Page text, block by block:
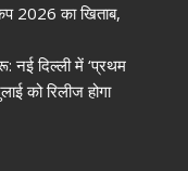
2026 का खिताब,
नई दिल्ली में ‘प्रथम
को रिलीज होगा